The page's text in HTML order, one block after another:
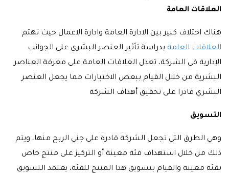
العلاقات العامة
هناك اختلاف كبير بين الادارة العامة وادارة الاعمال حيث تهتم
العلاقات العامة بدراسة تأثير العنصر البشري على الجوانب
الإدارية في الشركة، تعدل العلاقات العامة على معرفة العناصر
البشرية من خلال القيام ببعض الاختبارات مما يجعل العنصر
البشري قادرا على تحقيق أهداف الشركة
التسويق
وهي الطرق التي تجعل الشركة قادرة على جني الربح منها، ويتم
ذلك من خلال استهداف فئة معينة أو التركيز على منتج خاص
بفئة معينة والقيام بتسويق هذا المنتج للفئة، يعتمد التسويق